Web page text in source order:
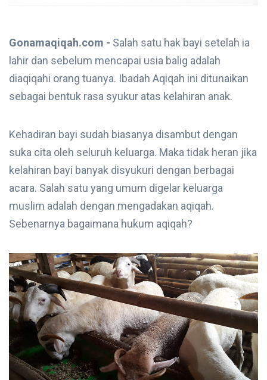
Gonamaqiqah.com - Salah satu hak bayi setelah ia
lahir dan sebelum mencapai usia balig adalah
diaqiqahi orang tuanya. Ibadah Aqiqah ini ditunaikan
sebagai bentuk rasa syukur atas kelahiran anak.
Kehadiran bayi sudah biasanya disambut dengan
suka cita oleh seluruh keluarga. Maka tidak heran jika
kelahiran bayi banyak disyukuri dengan berbagai
acara. Salah satu yang umum digelar keluarga
muslim adalah dengan mengadakan aqiqah.
Sebenarnya bagaimana hukum aqiqah?